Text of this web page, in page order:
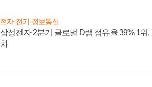
전자·전기·정보통신
삼성전자 2분기 글로벌 D램 점유율 39% 1위
차